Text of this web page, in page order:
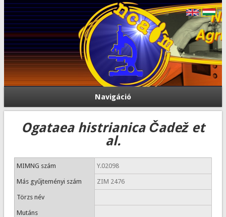
Navigáció
Ogataea histrianica Čadež et
al.
MIMNG szám Y.02098
Más gyűjteményi szám ZIM 2476
Törzs név
Mutáns